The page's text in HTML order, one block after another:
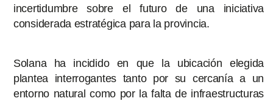
incertidumbre sobre el futuro de una iniciativa
considerada estratégica para la provincia.
Solana ha incidido en que la ubicación elegida
plantea interrogantes tanto por su cercanía a un
entorno natural como por la falta de infraestructuras